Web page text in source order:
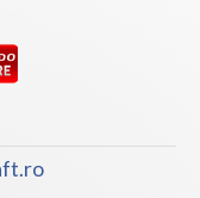
in ... (1)
in ... (1)
psihologica (1)
in b... (1)
(1)